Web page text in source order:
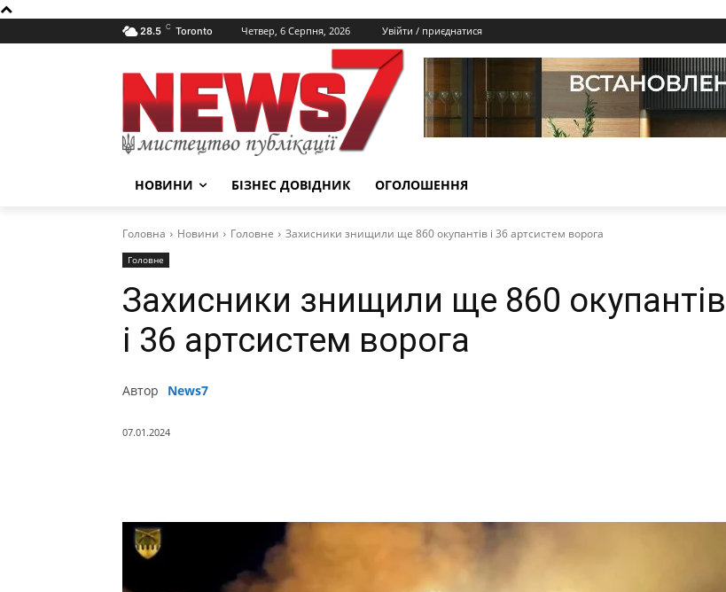
28.5 C Toronto Четвер, 6 Серпня, 2026 Увійти / приєднатися
НОВИНИ БІЗНЕС ДОВІДНИК ОГОЛОШЕННЯ
Головна Новини Головне Захисники знищили ще 860 окупантів і 36 артсистем ворога
Головне
Захисники знищили ще 860 окупантів
і 36 артсистем ворога
Автор News7
07.01.2024